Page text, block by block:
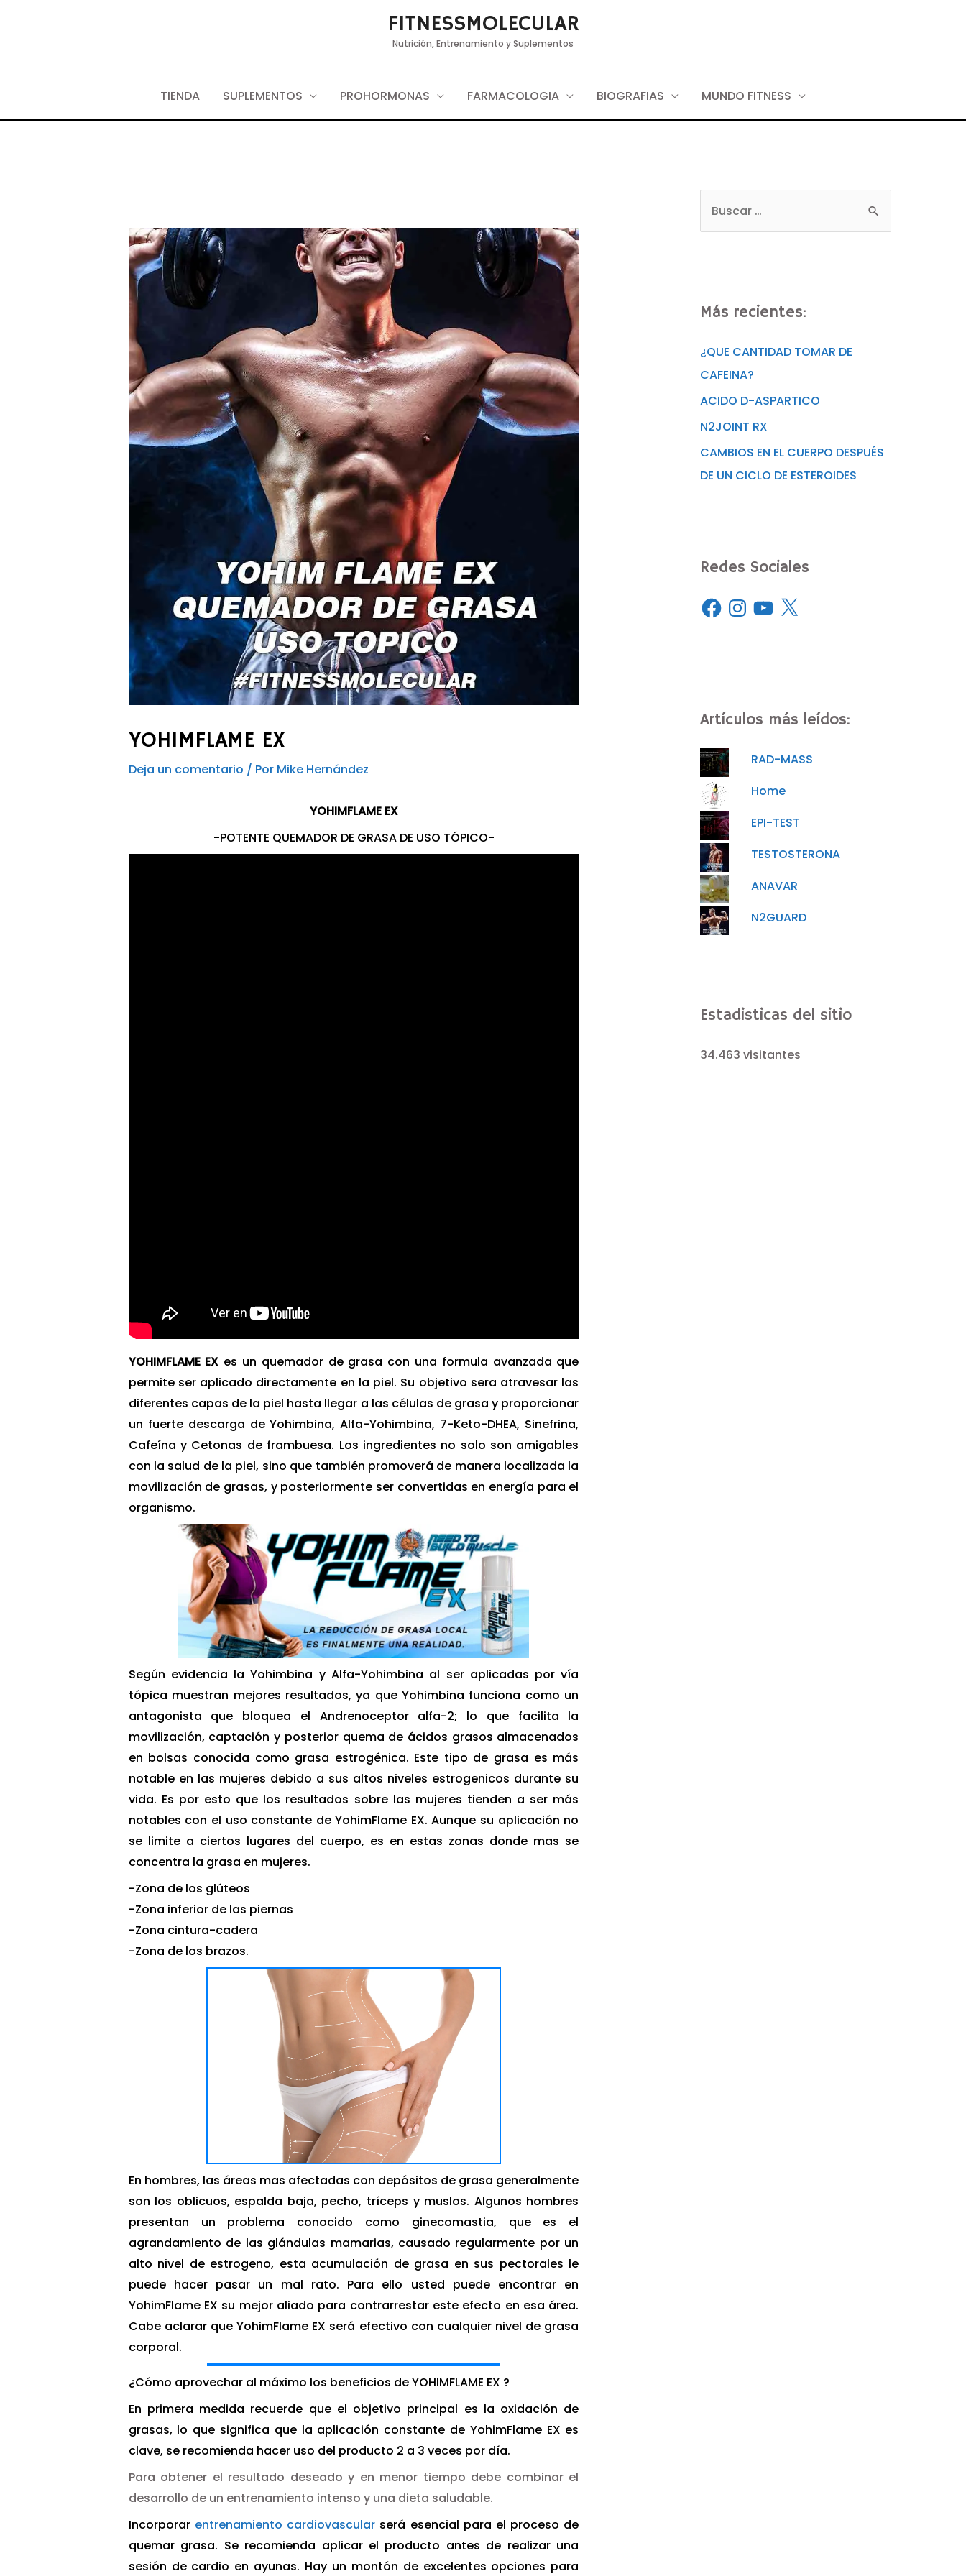
FITNESSMOLECULAR
Nutrición, Entrenamiento y Suplementos
TIENDA SUPLEMENTOS PROHORMONAS FARMACOLOGIA BIOGRAFIAS MUNDO FITNESS
YOHIMFLAME EX
Deja un comentario / Por Mike Hernández
YOHIMFLAME EX
-POTENTE QUEMADOR DE GRASA DE USO TÓPICO-
YOHIMFLAME EX es un quemador de grasa con una formula avanzada que
permite ser aplicado directamente en la piel. Su objetivo sera atravesar las
diferentes capas de la piel hasta llegar a las células de grasa y proporcionar
un fuerte descarga de Yohimbina, Alfa-Yohimbina, 7-Keto-DHEA, Sinefrina,
Cafeína y Cetonas de frambuesa. Los ingredientes no solo son amigables
con la salud de la piel, sino que también promoverá de manera localizada la
movilización de grasas, y posteriormente ser convertidas en energía para el
organismo.
Según evidencia la Yohimbina y Alfa-Yohimbina al ser aplicadas por vía
tópica muestran mejores resultados, ya que Yohimbina funciona como un
antagonista que bloquea el Andrenoceptor alfa-2; lo que facilita la
movilización, captación y posterior quema de ácidos grasos almacenados
en bolsas conocida como grasa estrogénica. Este tipo de grasa es más
notable en las mujeres debido a sus altos niveles estrogenicos durante su
vida. Es por esto que los resultados sobre las mujeres tienden a ser más
notables con el uso constante de YohimFlame EX. Aunque su aplicación no
se limite a ciertos lugares del cuerpo, es en estas zonas donde mas se
concentra la grasa en mujeres.
-Zona de los glúteos
-Zona inferior de las piernas
-Zona cintura-cadera
-Zona de los brazos.
En hombres, las áreas mas afectadas con depósitos de grasa generalmente
son los oblicuos, espalda baja, pecho, tríceps y muslos. Algunos hombres
presentan un problema conocido como ginecomastia, que es el
agrandamiento de las glándulas mamarias, causado regularmente por un
alto nivel de estrogeno, esta acumulación de grasa en sus pectorales le
puede hacer pasar un mal rato. Para ello usted puede encontrar en
YohimFlame EX su mejor aliado para contrarrestar este efecto en esa área.
Cabe aclarar que YohimFlame EX será efectivo con cualquier nivel de grasa
corporal.
¿Cómo aprovechar al máximo los beneficios de YOHIMFLAME EX ?
En primera medida recuerde que el objetivo principal es la oxidación de
grasas, lo que significa que la aplicación constante de YohimFlame EX es
clave, se recomienda hacer uso del producto 2 a 3 veces por día.
Para obtener el resultado deseado y en menor tiempo debe combinar el
desarrollo de un entrenamiento intenso y una dieta saludable.
Incorporar entrenamiento cardiovascular será esencial para el proceso de
quemar grasa. Se recomienda aplicar el producto antes de realizar una
sesión de cardio en ayunas. Hay un montón de excelentes opciones para
Más recientes:
¿QUE CANTIDAD TOMAR DE
CAFEINA?
ACIDO D-ASPARTICO
N2JOINT RX
CAMBIOS EN EL CUERPO DESPUÉS
DE UN CICLO DE ESTEROIDES
Redes Sociales
Artículos más leídos:
RAD-MASS
Home
EPI-TEST
TESTOSTERONA
ANAVAR
N2GUARD
Estadisticas del sitio
34.463 visitantes